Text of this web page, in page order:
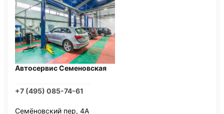
Автосервис Семеновская
+7 (495) 085-74-61
Семёновский пер, 4А